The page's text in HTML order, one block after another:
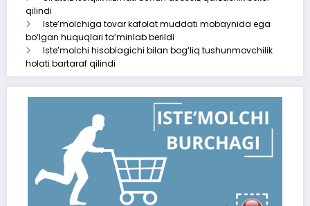
qilindi
Iste’molchiga tovar kafolat muddati mobaynida ega
bo‘lgan huquqlari ta’minlab berildi
Iste’molchi hisoblagichi bilan bog‘liq tushunmovchilik
holati bartaraf qilindi